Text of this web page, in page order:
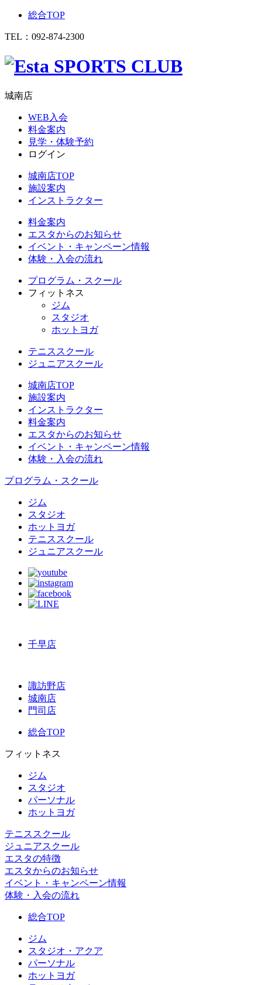
総合TOP
TEL： 092-874-2300
城南店
WEB入会
料金案内
見学・体験予約
ログイン
城南店TOP
施設案内
インストラクター
料金案内
エスタからのお知らせ
イベント・キャンペーン情報
体験・入会の流れ
プログラム・スクール
フィットネス
ジム
スタジオ
ホットヨガ
テニススクール
ジュニアスクール
城南店TOP
施設案内
インストラクター
料金案内
エスタからのお知らせ
イベント・キャンペーン情報
体験・入会の流れ
プログラム・スクール
ジム
スタジオ
ホットヨガ
テニススクール
ジュニアスクール
千早店
諏訪野店
城南店
門司店
総合TOP
フィットネス
ジム
スタジオ
パーソナル
ホットヨガ
テニススクール
ジュニアスクール
エスタの特徴
エスタからのお知らせ
イベント・キャンペーン情報
体験・入会の流れ
総合TOP
ジム
スタジオ・アクア
パーソナル
ホットヨガ